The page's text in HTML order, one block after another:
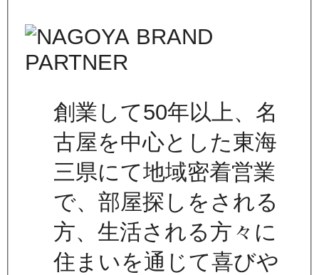
創業して50年以上、名
古屋を中心とした東海
三県にて地域密着営業
で、部屋探しをされる
方、生活される方々に
住まいを通じて喜びや